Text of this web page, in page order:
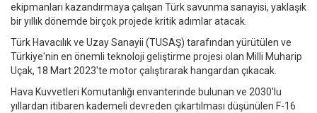
ekipmanları kazandırmaya çalışan Türk savunma sanayisi, yaklaşık
bir yıllık dönemde birçok projede kritik adımlar atacak.
Türk Havacılık ve Uzay Sanayii (TUSAŞ) tarafından yürütülen ve
Türkiye'nin en önemli teknoloji geliştirme projesi olan Milli Muharip
Uçak, 18 Mart 2023'te motor çalıştırarak hangardan çıkacak.
Hava Kuvvetleri Komutanlığı envanterinde bulunan ve 2030'lu
yıllardan itibaren kademeli devreden çıkartılması düşünülen F-16